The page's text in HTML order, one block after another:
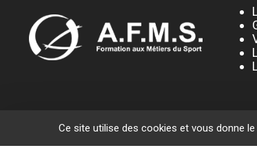
Ce site utilise des cookies et vous donne